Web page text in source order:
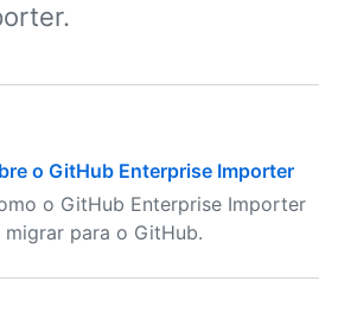
o GitHub Enterprise Importer
o GitHub Enterprise Importer
para o GitHub.